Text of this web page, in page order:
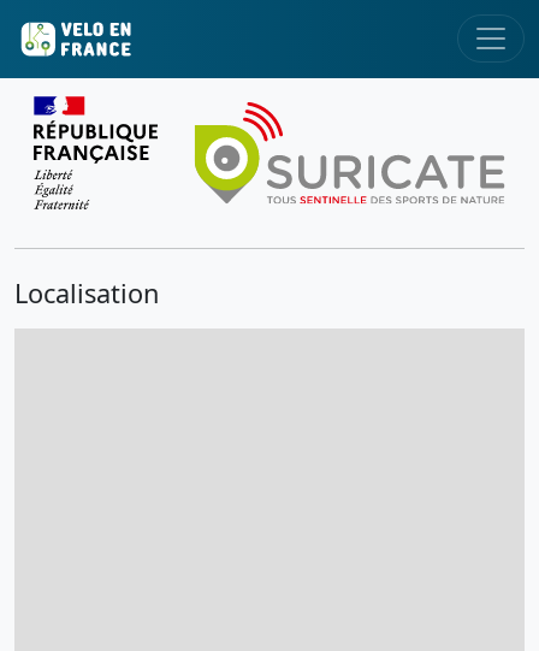
Localisation